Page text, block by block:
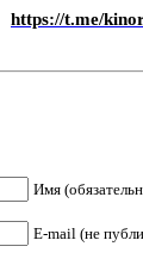
https://t.me/
Имя
E-mail (не